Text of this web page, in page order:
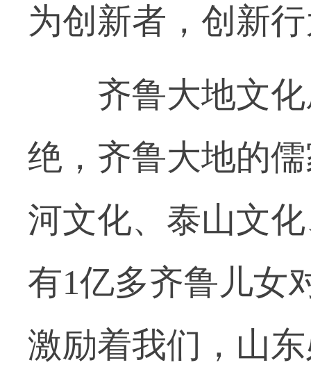
为创新者，创新
齐鲁大地文化
绝，齐鲁大地的
河文化、泰山文
有1亿多齐鲁儿女
激励着我们，山